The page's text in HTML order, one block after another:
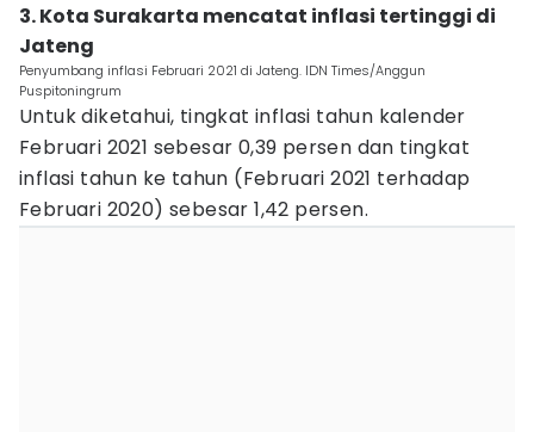
3. Kota Surakarta mencatat inflasi tertinggi di
Jateng
Penyumbang inflasi Februari 2021 di Jateng. IDN Times/Anggun
Puspitoningrum
Untuk diketahui, tingkat inflasi tahun kalender
Februari 2021 sebesar 0,39 persen dan tingkat
inflasi tahun ke tahun (Februari 2021 terhadap
Februari 2020) sebesar 1,42 persen.